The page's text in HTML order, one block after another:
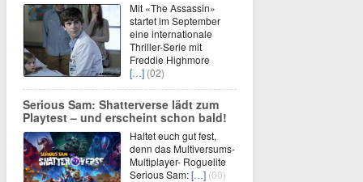
Mit «The Assassin»
startet im September
eine internationale
Thriller-Serie mit
Freddie Highmore
[…] (02)
Serious Sam: Shatterverse lädt zum
Playtest – und erscheint schon bald!
Haltet euch gut fest,
denn das Multiversums-
Multiplayer- Roguelite
Serious Sam:[…] (00)